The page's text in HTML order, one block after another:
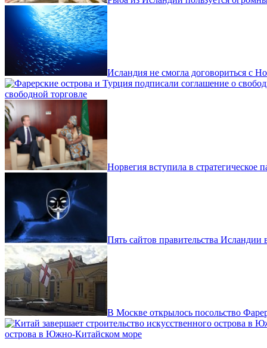
Исландия не смогла договориться с
свободной торговле
Норвегия вступила в
Пять сайтов правительства
В Москве открылось посольство
острова в Южно-Китайском море